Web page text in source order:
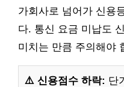
가회사로 넘어가 신용
다. 통신 요금 미납도
미치는 만큼 주의해야
⚠️ 신용점수 하락: 단